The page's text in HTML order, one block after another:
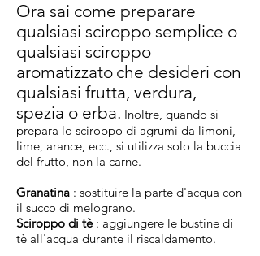
Ora sai come preparare
qualsiasi sciroppo semplice o
qualsiasi sciroppo
aromatizzato che desideri con
qualsiasi frutta, verdura,
spezia o erba. Inoltre, quando si
prepara lo sciroppo di agrumi da limoni,
lime, arance, ecc., si utilizza solo la buccia
del frutto, non la carne.
Granatina : sostituire la parte d'acqua con
il succo di melograno.
Sciroppo di tè: aggiungere le bustine di
tè all'acqua durante il riscaldamento.